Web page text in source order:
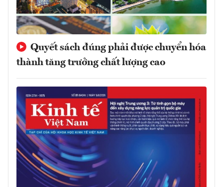
Quyết sách đúng phải được chuyển hóa
thành tăng trưởng chất lượng cao